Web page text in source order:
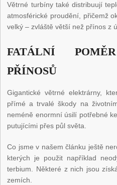
Větrné turbíny také distribuují
atmosférické proudění, přičemž
velký – zvláště větší než přínos z
FATÁLNÍ
PŘÍNOSŮ
Gigantické větrné elektrárny,
přímé a trvalé škody na
neméně enormní úsilí potřebné
putujícími přes půl světa.
Co jsme v našem článku ještě
kterých je použit například
terbium. Některé z nich jsou
zemích.